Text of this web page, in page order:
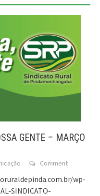
GENTE – MARÇO
Comment
wp-
SINDICATO-